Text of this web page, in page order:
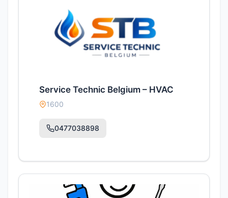
Service Technic Belgium – HVAC
1600
0477038898